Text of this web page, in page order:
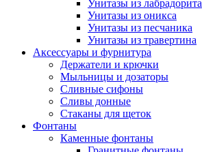
Унитазы из лабрадорита
Унитазы из оникса
Унитазы из песчаника
Унитазы из травертина
Аксессуары и фурнитура
Держатели и крючки
Мыльницы и дозаторы
Сливные сифоны
Сливы донные
Стаканы для щеток
Фонтаны
Каменные фонтаны